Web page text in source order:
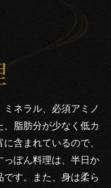
ネラル、必須アミノ
脂肪分が少なく低カ
含まれているので、
ぽん料理は、半日か
す。また、身は柔ら